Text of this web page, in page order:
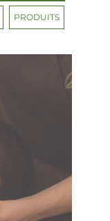
PRODUITS